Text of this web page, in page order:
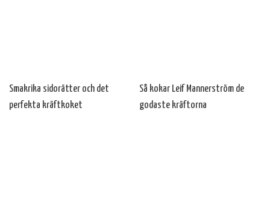
Smakrika sidorätter och det
perfekta kräftkoket
Så kokar Leif Mannerström de
godaste kräftorna